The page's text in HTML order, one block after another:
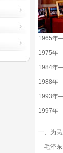
1965年
1975年
1984年
1988年
1993年
1997年—
一、为
毛泽东